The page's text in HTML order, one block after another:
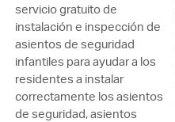
servicio gratuito de
instalación e inspección de
asientos de seguridad
infantiles para ayudar a los
residentes a instalar
correctamente los asientos
de seguridad, asientos